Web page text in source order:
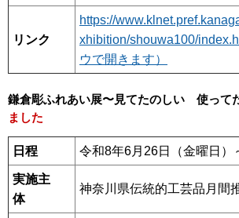
リンク
https://
xhibition/shouwa100/
ウで開きます）
鎌倉彫ふれあい展〜⾒てたのしい 使って
ました
日程 令和8年6月26日（金曜日）
実施主
体
神奈川県伝統的工芸品月間